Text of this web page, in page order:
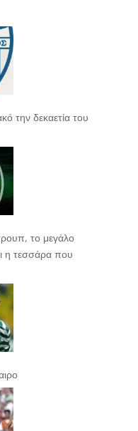
την δεκαετία του
το μεγάλο
η τεσσάρα που